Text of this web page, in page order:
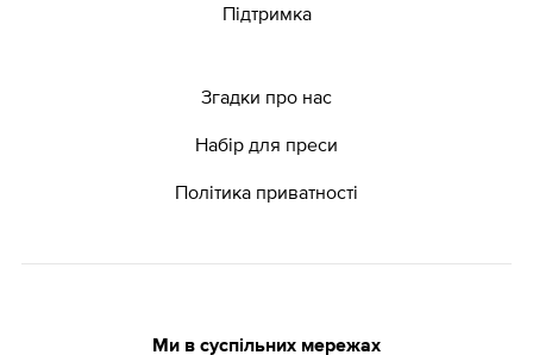
Підтримка
Згадки про нас
Набір для преси
Політика приватності
Ми в суспільних мережах